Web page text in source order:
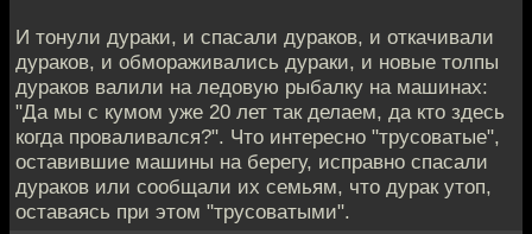
И тонули дураки, и спасали дураков, и откачивали
дураков, и обмораживались дураки, и новые толпы
дураков валили на ледовую рыбалку на машинах:
"Да мы с кумом уже 20 лет так делаем, да кто здесь
когда проваливался?". Что интересно "трусоватые",
оставившие машины на берегу, исправно спасали
дураков или сообщали их семьям, что дурак утоп,
оставаясь при этом "трусоватыми".